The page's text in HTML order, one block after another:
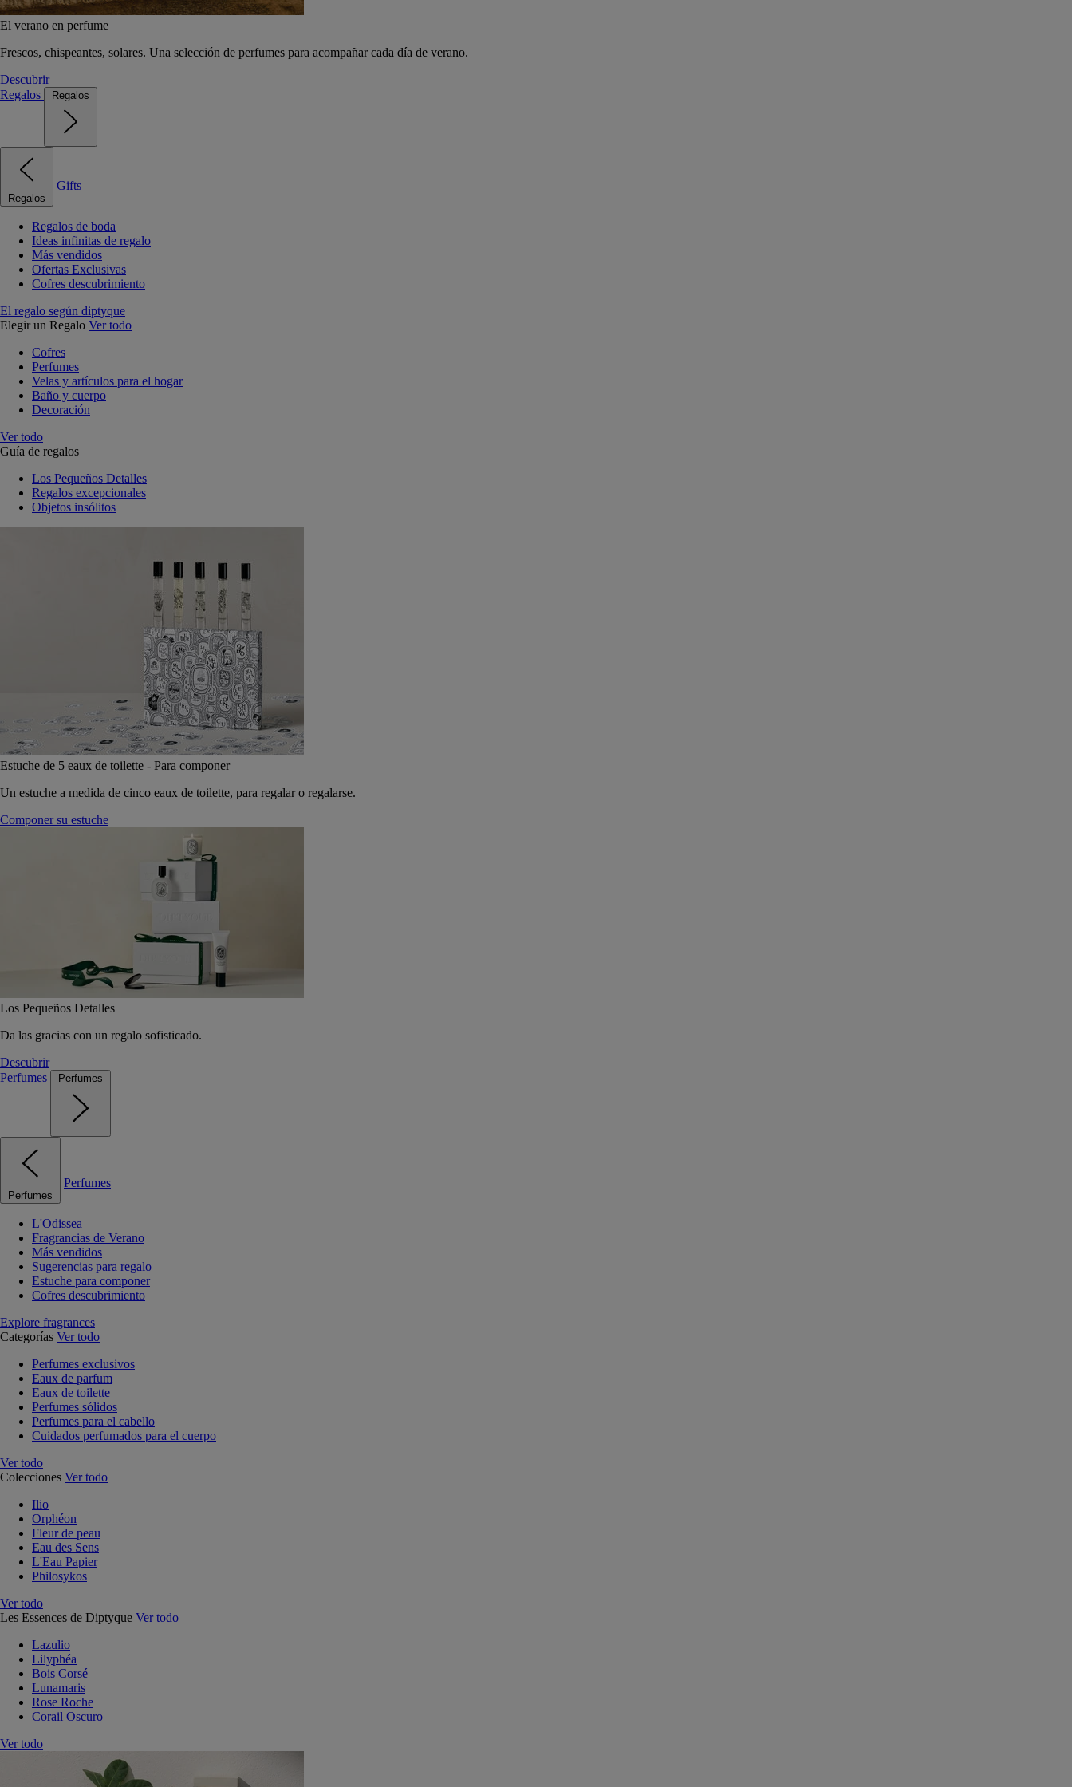
El verano en perfume
Frescos, chispeantes, solares. Una selección de perfumes para acompañar cada día de verano.
Descubrir
Regalos
Regalos
Regalos
Gifts
Regalos de boda
Ideas infinitas de regalo
Más vendidos
Ofertas Exclusivas
Cofres descubrimiento
El regalo según diptyque
Elegir un Regalo Ver todo
Cofres
Perfumes
Velas y artículos para el hogar
Baño y cuerpo
Decoración
Ver todo
Guía de regalos
Los Pequeños Detalles
Regalos excepcionales
Objetos insólitos
Estuche de 5 eaux de toilette - Para componer
Un estuche a medida de cinco eaux de toilette, para regalar o regalarse.
Componer su estuche
Los Pequeños Detalles
Da las gracias con un regalo sofisticado.
Descubrir
Perfumes
Perfumes
Perfumes
Perfumes
L'Odissea
Fragrancias de Verano
Más vendidos
Sugerencias para regalo
Estuche para componer
Cofres descubrimiento
Explore fragrances
Categorías Ver todo
Perfumes exclusivos
Eaux de parfum
Eaux de toilette
Perfumes sólidos
Perfumes para el cabello
Cuidados perfumados para el cuerpo
Ver todo
Colecciones Ver todo
Ilio
Orphéon
Fleur de peau
Eau des Sens
L'Eau Papier
Philosykos
Ver todo
Les Essences de Diptyque Ver todo
Lazulio
Lilyphéa
Bois Corsé
Lunamaris
Rose Roche
Corail Oscuro
Ver todo